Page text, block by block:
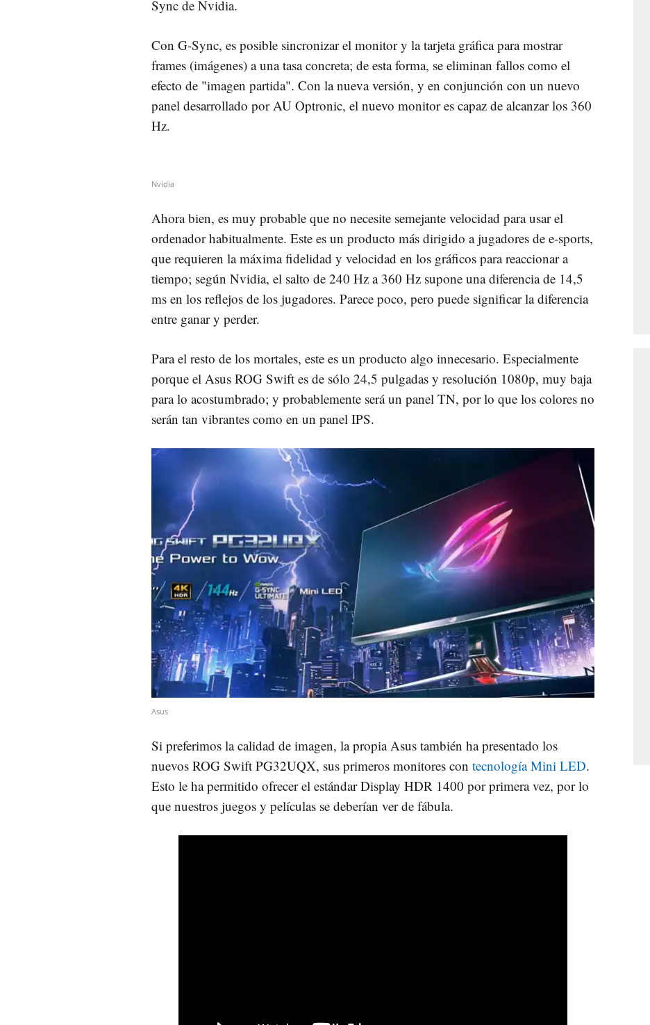
Sync de Nvidia.
Con G-Sync, es posible sincronizar el monitor y la tarjeta gráfica para mostrar
frames (imágenes) a una tasa concreta; de esta forma, se eliminan fallos como el
efecto de "imagen partida". Con la nueva versión, y en conjunción con un nuevo
panel desarrollado por AU Optronic, el nuevo monitor es capaz de alcanzar los 360
Hz.
Nvidia
Ahora bien, es muy probable que no necesite semejante velocidad para usar el
ordenador habitualmente. Este es un producto más dirigido a jugadores de e-sports,
que requieren la máxima fidelidad y velocidad en los gráficos para reaccionar a
tiempo; según Nvidia, el salto de 240 Hz a 360 Hz supone una diferencia de 14,5
ms en los reflejos de los jugadores. Parece poco, pero puede significar la diferencia
entre ganar y perder.
Para el resto de los mortales, este es un producto algo innecesario. Especialmente
porque el Asus ROG Swift es de sólo 24,5 pulgadas y resolución 1080p, muy baja
para lo acostumbrado; y probablemente será un panel TN, por lo que los colores no
serán tan vibrantes como en un panel IPS.
Asus
Si preferimos la calidad de imagen, la propia Asus también ha presentado los
nuevos ROG Swift PG32UQX, sus primeros monitores con tecnología Mini LED.
Esto le ha permitido ofrecer el estándar Display HDR 1400 por primera vez, por lo
que nuestros juegos y películas se deberían ver de fábula.